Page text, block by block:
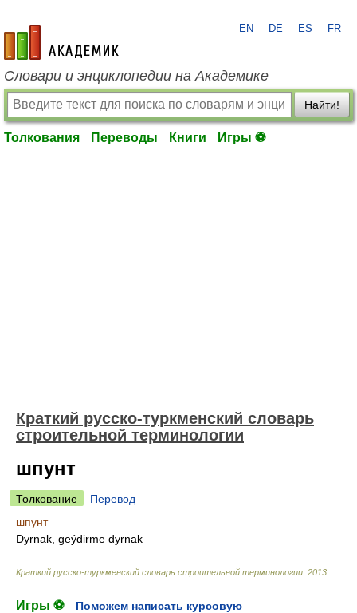
academic.ru
EN DE ES FR
Словари и энциклопедии на Академике
Найти!
Толкования Переводы Книги Игры ⚽
Краткий русско-туркменский словарь
строительной терминологии
шпунт
Толкование
Перевод
шпунт
Dyrnak, geýdirme dyrnak
Краткий русско-туркменский словарь строительной терминологии 2013
Игры ⚽
Поможем написать курсовую